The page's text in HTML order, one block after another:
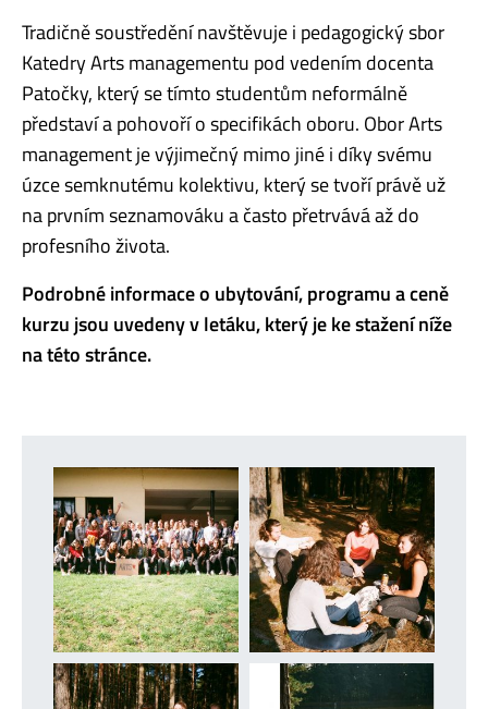
Tradičně soustředění navštěvuje i pedagogický sbor
Katedry Arts managementu pod vedením docenta
Patočky, který se tímto studentům neformálně
představí a pohovoří o specifikách oboru. Obor Arts
management je výjimečný mimo jiné i díky svému
úzce semknutému kolektivu, který se tvoří právě už
na prvním seznamováku a často přetrvává až do
profesního života.
Podrobné informace o ubytování, programu a ceně
kurzu jsou uvedeny v letáku, který je ke stažení níže
na této stránce.